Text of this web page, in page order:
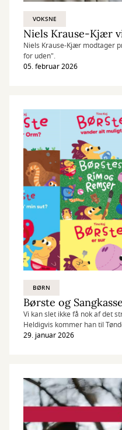
VOKSNE
Niels Krause-Kjær modtager
for uden".
05. februar 2026
BØRN
Børste og
Vi kan slet ikke få nok af det
Heldigvis kommer han til
Sangkassen".
29. januar 2026